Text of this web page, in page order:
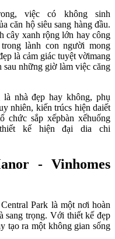
việc có không sinh
căn hộ siêu sang hàng đầu.
cây xanh rộng lớn hay công
lành con người mong
là cảm giác tuyệt vờimang
những giờ làm việc căng
nhà đẹp hay không, phụ
nhiên, kiến trúcs hiện daiết
chức sắp xếpbàn xếhuống
kế hiện đại dia chi
- Vinhomes
Park là một nơi hoàn
sang trọng. Với thiết kế đẹp
tạo ra một không gian sống